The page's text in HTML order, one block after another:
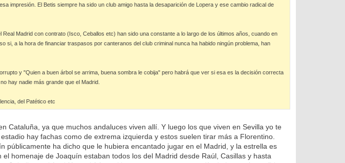
impresión. El Betis siempre ha sido un club amigo hasta la desaparición de Lopera y ese cambio radical de
Madrid con contrato (Isco, Ceballos etc) han sido una constante a lo largo de los últimos años, cuando en
si, a la hora de financiar traspasos por canteranos del club criminal nunca ha habido ningún problema, han
y "Quien a buen árbol se arrima, buena sombra le cobija" pero habrá que ver si esa es la decisión correcta
hay nadie más grande que el Madrid.
del Patético etc
Cataluña, ya que muchos andaluces viven allí. Y luego los que viven en Sevilla yo te
hay fachas como de extrema izquierda y estos suelen tirar más a Florentino.
públicamente ha dicho que le hubiera encantado jugar en el Madrid, y la estrella es
homenaje de Joaquín estaban todos los del Madrid desde Raúl, Casillas y hasta